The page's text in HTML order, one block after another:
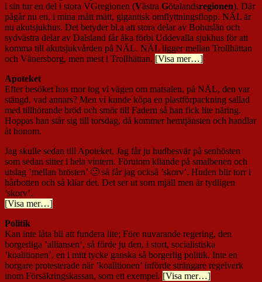
i sin tur en del i stora VGregionen (Västra Götalandsregionen). Där
pågår nu en, i mina mått mätt, gigantisk omflyttningsflopp. NÄL är
nu akutsjukhus. Det betyder bl.a att stora delar av Bohuslän och
sydvästra delar av Dalsland får åka förbi Uddevalla sjukhus för att
komma till akutsjukvården på NÄL. NÄL ligger mellan Trollhättan
och Vänersborg, men mest i Trollhättan. [Visa mer…]
Apoteket
Efter besöket hos mor tog vi vägen om matsalen, på NÄL, den var
stängd, vad annars? Men vi kunde köpa en plastförpackning sallad
med tillhörande bröd och smör till Fadern så han fick lite näring.
Hoppas han står sig till torsdag, då kommer hemtjänsten och handlar
åt honom.
Jag skulle sedan till Apoteket. Jag får ju hudbesvär på senhösten
som sedan sitter i hela vintern. Förutom kliande på smalbenen och
utslag ’mellan brösten’ 🙂 så får jag också ’skorv’. Huden blir torr i
hårbotten och så kliar det. Det ser ut som mjäll men är tydligen
’skorv’.
[Visa mer…]
Politik
Kan inte låta bli att fundera lite; Före nuvarande regering, den
borgerliga ’alliansen’, så förde ju den, i stort, socialistiska
’koalitionen’, en i mitt tycke ganska så borgerlig politik. Inte en
borgare protesterade när ’koalitionen’ införde strängare regelverk
inom Försäkringskassan, som ett exempel. [Visa mer…]